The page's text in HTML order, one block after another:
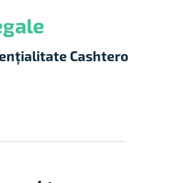
Cashtero